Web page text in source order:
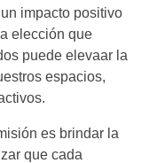
impacto positivo
elección que
puede elevaar la
espacios,
es brindar la
que cada